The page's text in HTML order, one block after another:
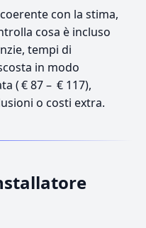
con la stima,
cosa è incluso
tempi di
in modo
( € 87 – € 117),
o costi extra.